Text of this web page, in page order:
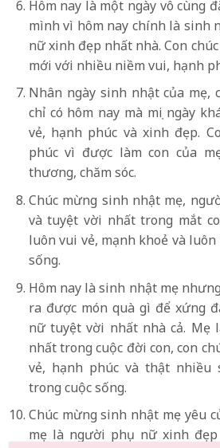
Hôm nay là một ngày vô cùng
mình vì hôm nay chính là sinh
nữ xinh đẹp nhất nhà. Con
mới với nhiều niềm vui, hạnh
Nhân ngày sinh nhật của mẹ,
chỉ có hôm nay mà mọi ngày
vẻ, hạnh phúc và xinh đẹp.
phúc vì được làm con của
thương, chăm sóc.
Chúc mừng sinh nhật mẹ,
và tuyệt vời nhất trong mắt
luôn vui vẻ, mạnh khoẻ và
sống.
Hôm nay là sinh nhật mẹ
ra được món quà gì để xứng
nữ tuyệt vời nhất nhà cả. Mẹ
nhất trong cuộc đời con, con
vẻ, hạnh phúc và thật nhiều
trong cuộc sống.
Chúc mừng sinh nhật mẹ yêu
mẹ là người phụ nữ xinh